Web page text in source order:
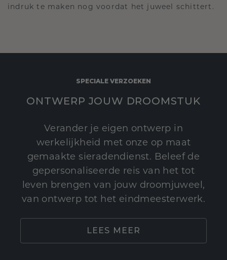
indruk te maken nog voordat het juweel schittert.
SPECIALE VERZOEKEN
ONTWERP JOUW DROOMSTUK
Verander je eigen ontwerp in
werkelijkheid met onze op maat
gemaakte sieradendienst. Beleef de
gepersonaliseerde reis van het tot
leven brengen van jouw droomjuweel,
van ontwerp tot het eindmeesterwerk.
LEES MEER